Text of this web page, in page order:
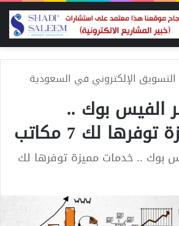
الإلكتروني في السعودية
الفيس بوك ..
لك 7 مكاتب
بوك .. خدمات مميزة توفرها لك